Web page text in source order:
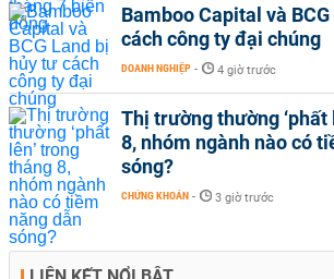
Bamboo Capital và
cách công ty đại chúng
DOANH NGHIỆP - 4 giờ trước
Thị trường thường ‘phất
8, nhóm ngành nào có
sóng?
CHỨNG KHOÁN - 3 giờ trước